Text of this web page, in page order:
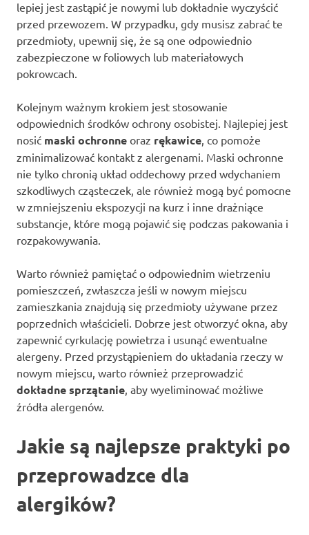
lepiej jest zastąpić je nowymi lub dokładnie wyczyścić
przed przewozem. W przypadku, gdy musisz zabrać te
przedmioty, upewnij się, że są one odpowiednio
zabezpieczone w foliowych lub materiałowych
pokrowcach.
Kolejnym ważnym krokiem jest stosowanie
odpowiednich środków ochrony osobistej. Najlepiej jest
nosić maski ochronne oraz rękawice , co pomoże
zminimalizować kontakt z alergenami. Maski ochronne
nie tylko chronią układ oddechowy przed wdychaniem
szkodliwych cząsteczek, ale również mogą być pomocne
w zmniejszeniu ekspozycji na kurz i inne drażniące
substancje, które mogą pojawić się podczas pakowania i
rozpakowywania.
Warto również pamiętać o odpowiednim wietrzeniu
pomieszczeń, zwłaszcza jeśli w nowym miejscu
zamieszkania znajdują się przedmioty używane przez
poprzednich właścicieli. Dobrze jest otworzyć okna, aby
zapewnić cyrkulację powietrza i usunąć ewentualne
alergeny. Przed przystąpieniem do układania rzeczy w
nowym miejscu, warto również przeprowadzić
dokładne sprzątanie , aby wyeliminować możliwe
źródła alergenów.
Jakie są najlepsze praktyki po
przeprowadzce dla
alergików?